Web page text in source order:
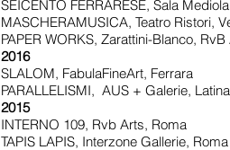
SEICENTO FERRARESE, Sala
MASCHERAMUSICA, Teatro Ristori,
PAPER WORKS, Zarattini-Blanco,
2016
SLALOM, FabulaFineArt, Ferrara
PARALLELISMI, AUS + Galerie, Latina
2015
INTERNO 109, Rvb Arts, Roma
TAPIS LAPIS, Interzone Gallerie, Roma